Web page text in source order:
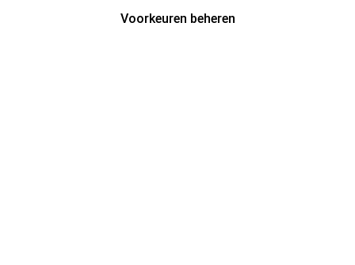
Voorkeuren beheren